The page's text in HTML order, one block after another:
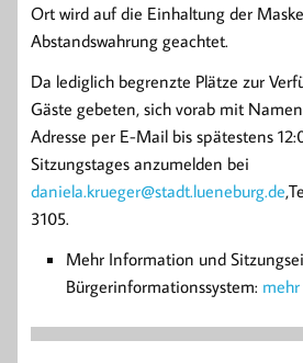
Ort wird auf die Einhaltung der
Abstandswahrung geachtet.
Da lediglich begrenzte Plätze zur
Gäste gebeten, sich vorab mit
Adresse per E-Mail bis spätestens
Sitzungstages anzumelden bei
daniela.krueger@stadt.lueneburg.de
3105.
Mehr Information und
Bürgerinformationssystem: mehr